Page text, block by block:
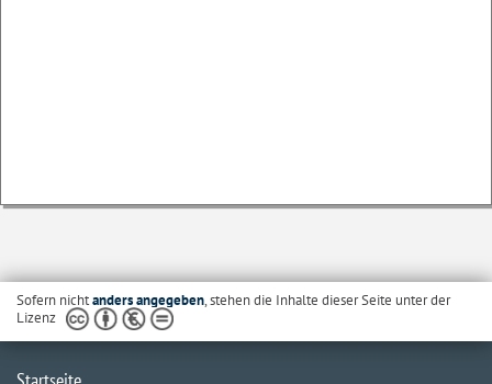
Sofern nichtanders angegeben, stehen die Inhalte dieser Seite unter der
Lizenz